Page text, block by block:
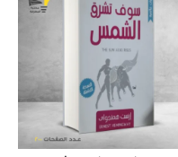
هو:
290EGP.
هو: